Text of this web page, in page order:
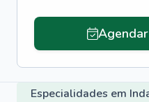
Especialidades em